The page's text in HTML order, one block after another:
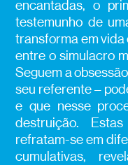
encantadas, o
testemunho de
transforma em vida
entre o simulacro
Seguem a
seu referente –
e que nesse
destruição.
refratam-se em
cumulativas,